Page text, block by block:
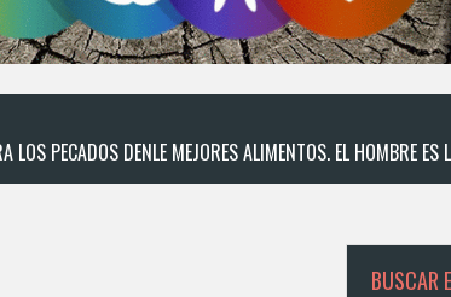
PECADOS DENLE MEJORES ALIMENTOS. EL HOMBRE ES
BUSCAR